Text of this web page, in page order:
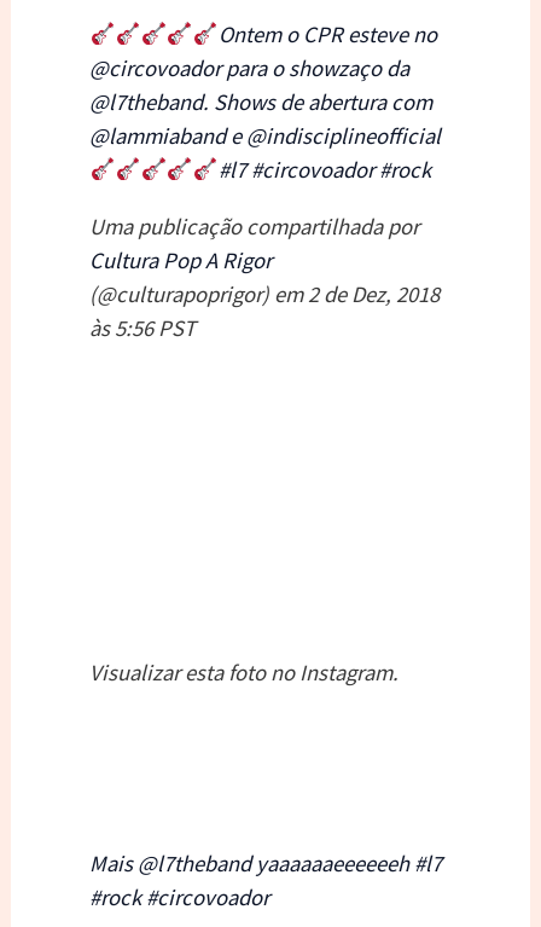
Ontem o CPR esteve no
@circovoador para o showzaço da
@l7theband. Shows de abertura com
@lammiaband e @indisciplineofficial
#l7 #circovoador #rock
Uma publicação compartilhada por
Cultura Pop A Rigor
(@culturapoprigor) em2 de Dez, 2018
às 5:56 PST
Visualizar esta foto no Instagram.
Mais @l7theband yaaaaaaeeeeeeh #l7
#rock #circovoador